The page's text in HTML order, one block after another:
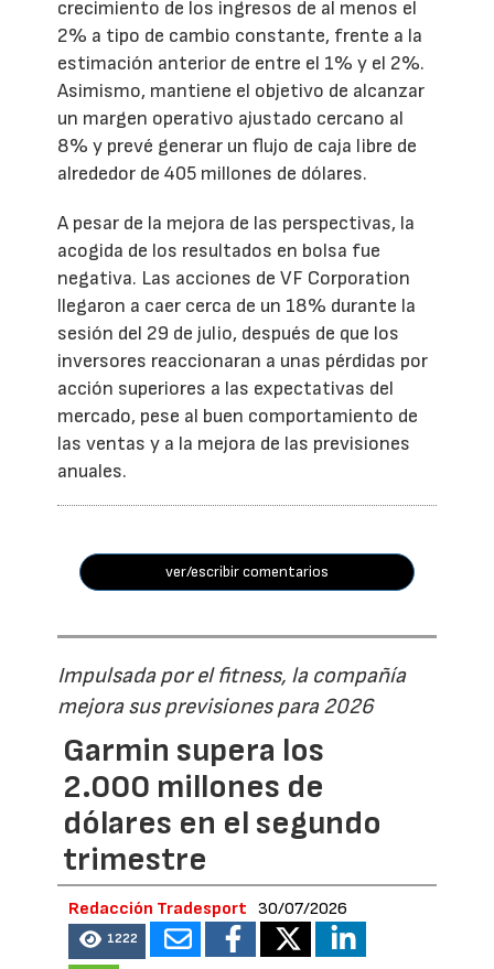
crecimiento de los ingresos de al menos el
2% a tipo de cambio constante, frente a la
estimación anterior de entre el 1% y el 2%.
Asimismo, mantiene el objetivo de alcanzar
un margen operativo ajustado cercano al
8% y prevé generar un flujo de caja libre de
alrededor de 405 millones de dólares.
A pesar de la mejora de las perspectivas, la
acogida de los resultados en bolsa fue
negativa. Las acciones de VF Corporation
llegaron a caer cerca de un 18% durante la
sesión del 29 de julio, después de que los
inversores reaccionaran a unas pérdidas por
acción superiores a las expectativas del
mercado, pese al buen comportamiento de
las ventas y a la mejora de las previsiones
anuales.
ver/escribir comentarios
Impulsada por el fitness, la compañía
mejora sus previsiones para 2026
Garmin supera los
2.000 millones de
dólares en el segundo
trimestre
Redacción Tradesport 30/07/2026
1222